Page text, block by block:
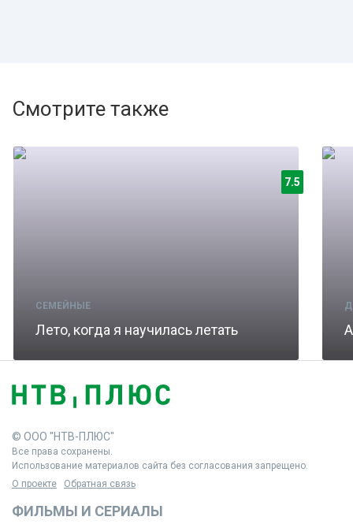
Смотрите также
7.5
СЕМЕЙНЫЕ
Лето, когда я научилась летать
© ООО "НТВ-ПЛЮС"
Все права сохранены.
Использование материалов сайта без согласования запрещено.
О проекте
Обратная связь
ФИЛЬМЫ И СЕРИАЛЫ